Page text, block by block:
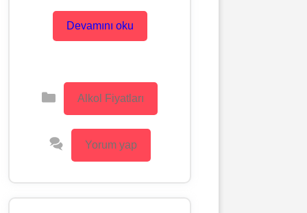
Devamını oku
Alkol Fiyatları
Yorum yap